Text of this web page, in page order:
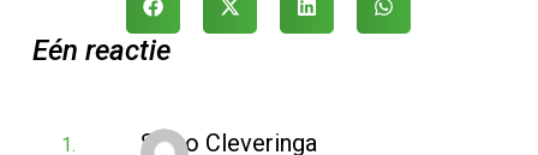
Eén reactie
Sikko Cleveringa